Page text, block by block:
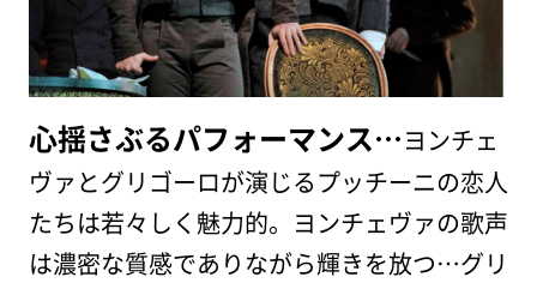
心揺さぶるパフォーマンス…ヨンチェ
ヴァとグリゴーロが演じるプッチーニの恋人
たちは若々しく魅力的。 ヨンチェヴァの歌声
は濃密な質感でありながら輝きを放つ…グリ